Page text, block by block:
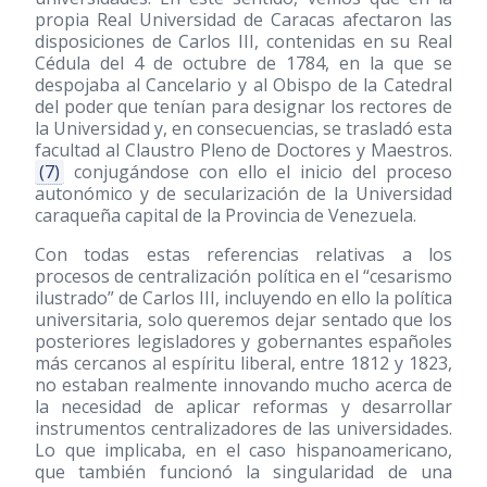
propia Real Universidad de Caracas afectaron las
disposiciones de Carlos III, contenidas en su Real
Cédula del 4 de octubre de 1784, en la que se
despojaba al Cancelario y al Obispo de la Catedral
del poder que tenían para designar los rectores de
la Universidad y, en consecuencias, se trasladó esta
facultad al Claustro Pleno de Doctores y Maestros.
(7)
conjugándose con ello el inicio del proceso
autonómico y de secularización de la Universidad
caraqueña capital de la Provincia de Venezuela.
Con todas estas referencias relativas a los
procesos de centralización política en el “cesarismo
ilustrado” de Carlos III, incluyendo en ello la política
universitaria, solo queremos dejar sentado que los
posteriores legisladores y gobernantes españoles
más cercanos al espíritu liberal, entre 1812 y 1823,
no estaban realmente innovando mucho acerca de
la necesidad de aplicar reformas y desarrollar
instrumentos centralizadores de las universidades.
Lo que implicaba, en el caso hispanoamericano,
que también funcionó la singularidad de una